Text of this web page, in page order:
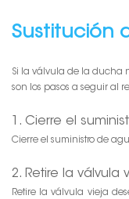
Sustitución
Si la válvula de la ducha
son los pasos a seguir al
1. Cierre el
Cierre el suministro de
2. Retire la válvula
Retire la válvula vieja